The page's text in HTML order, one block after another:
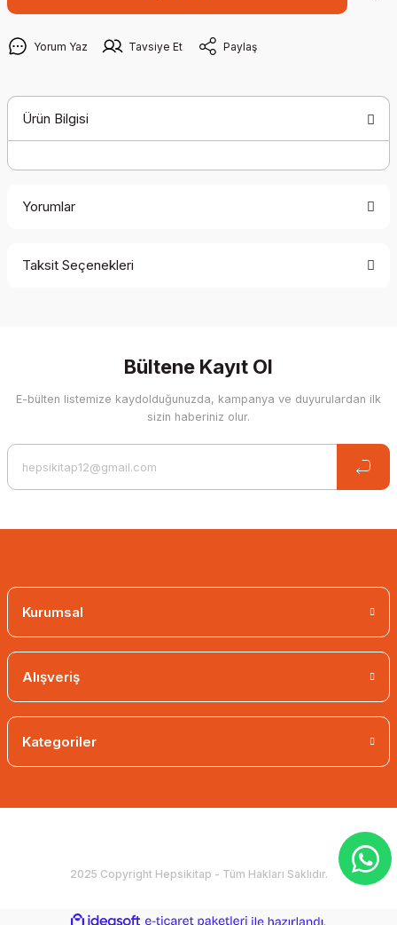
Yorum Yaz Tavsiye Et Paylaş
Ürün Bilgisi
Yorumlar
Taksit Seçenekleri
Bültene Kayıt Ol
E-bülten listemize kaydolduğunuzda, kampanya ve duyurulardan ilk
sizin haberiniz olur.
Kurumsal
Alışveriş
Kategoriler
2025 Copyright Hepsikitap - Tüm Hakları Saklıdır.
ideasoft e-